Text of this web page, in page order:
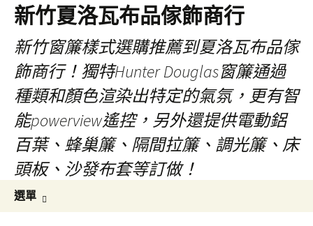
新竹夏洛瓦布品傢飾商行
新竹窗簾樣式選購推薦到夏洛瓦布品傢
飾商行！獨特Hunter Douglas窗簾通過
種類和顏色渲染出特定的氣氛，更有智
能powerview遙控，另外還提供電動鋁
百葉、蜂巢簾、隔間拉簾、調光簾、床
頭板、沙發布套等訂做！
選單